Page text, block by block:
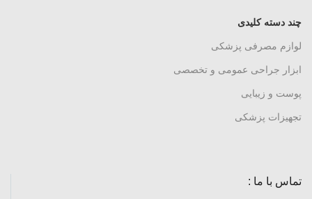
چند دسته کلیدی
لوازم مصرفی پزشکی
ابزار جراحی عمومی و تخصصی
پوست و زیبایی
تجهیزات پزشکی
تماس با ما :